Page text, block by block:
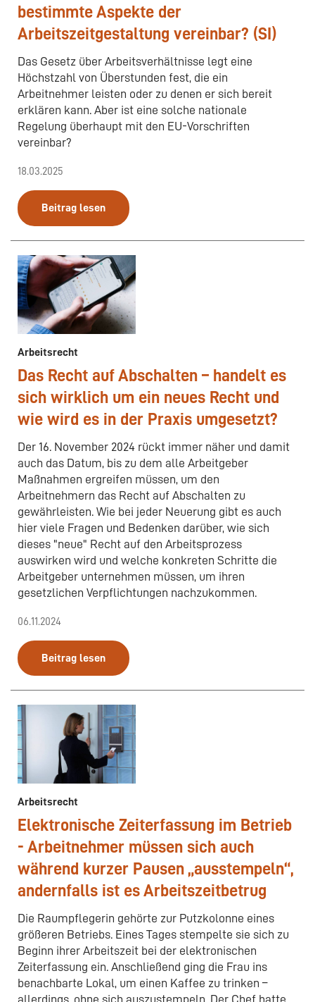
bestimmte Aspekte der
Arbeitszeitgestaltung vereinbar? (SI)
Das Gesetz über Arbeitsverhältnisse legt eine
Höchstzahl von Überstunden fest, die ein
Arbeitnehmer leisten oder zu denen er sich bereit
erklären kann. Aber ist eine solche nationale
Regelung überhaupt mit den EU-Vorschriften
vereinbar?
18.03.2025
Beitrag lesen
Arbeitsrecht
Das Recht auf Abschalten – handelt es
sich wirklich um ein neues Recht und
wie wird es in der Praxis umgesetzt?
Der 16. November 2024 rückt immer näher und damit
auch das Datum, bis zu dem alle Arbeitgeber
Maßnahmen ergreifen müssen, um den
Arbeitnehmern das Recht auf Abschalten zu
gewährleisten. Wie bei jeder Neuerung gibt es auch
hier viele Fragen und Bedenken darüber, wie sich
dieses "neue" Recht auf den Arbeitsprozess
auswirken wird und welche konkreten Schritte die
Arbeitgeber unternehmen müssen, um ihren
gesetzlichen Verpflichtungen nachzukommen.
06.11.2024
Beitrag lesen
Arbeitsrecht
Elektronische Zeiterfassung im Betrieb
- Arbeitnehmer müssen sich auch
während kurzer Pausen „ausstempeln“,
andernfalls ist es Arbeitszeitbetrug
Die Raumpflegerin gehörte zur Putzkolonne eines
größeren Betriebs. Eines Tages stempelte sie sich zu
Beginn ihrer Arbeitszeit bei der elektronischen
Zeiterfassung ein. Anschließend ging die Frau ins
benachbarte Lokal, um einen Kaffee zu trinken –
allerdings, ohne sich auszustempeln. Der Chef hatte